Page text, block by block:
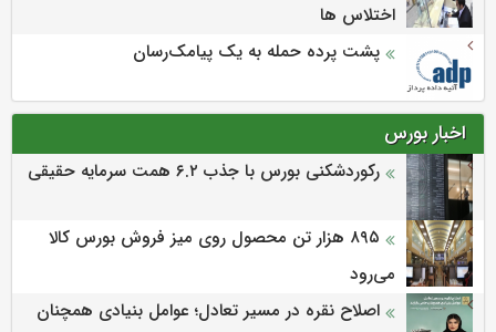
اختلاس ها
پشت پرده حمله به یک پیامک‌رسان
اخبار بورس
رکوردشکنی بورس با جذب ۶.۲ همت سرمایه حقیقی
۸۹۵ هزار تن محصول روی میز فروش بورس کالا
می‌‌رود
اصلاح نقره در مسیر تعادل؛ عوامل بنیادی همچنان